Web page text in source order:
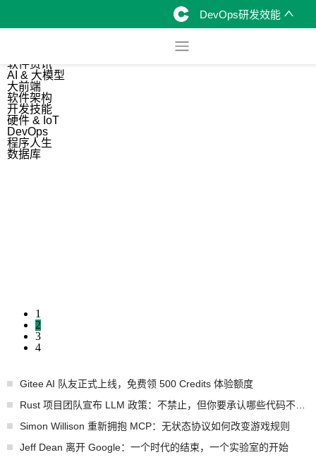
DevOps研发效能
软件资讯
AI & 大模型
大前端
软件架构
开发技能
硬件 & IoT
DevOps
程序人生
数据库
1
2
3
4
Gitee AI 队友正式上线，免费领 500 Credits 体验额度
Simon Willison 重新拥抱 MCP：无状态协议如何改变游戏规则
Jeff Dean 离开 Google：一个时代的结束，一个实验室的开始